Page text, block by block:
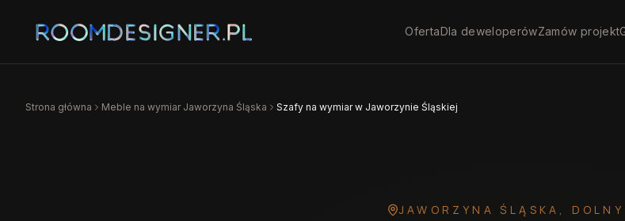
OfertaDla deweloperówZamów projekt
Strona główna Meble na wymiar Jaworzyna Śląska Szafy na wymiar w Jaworzynie Śląskiej
JAWORZYNA ŚLĄSKA ,